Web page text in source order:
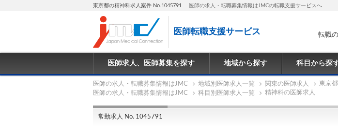
東京都の精神科求人案件 No.1045791 医師の求人・転職募集情報はJMCの転職支援サービスへ
医師転職支援サービス
転職
医師求人、医師募集を探す 地域から探す 科目から探
医師の求人・転職募集情報はJMC 地域別医師求人一覧 関東の医師求人
東京
医師の求人・転職募集情報はJMC
科目別医師求人一覧 精神科の医師求人
常勤求人 No. 1045791